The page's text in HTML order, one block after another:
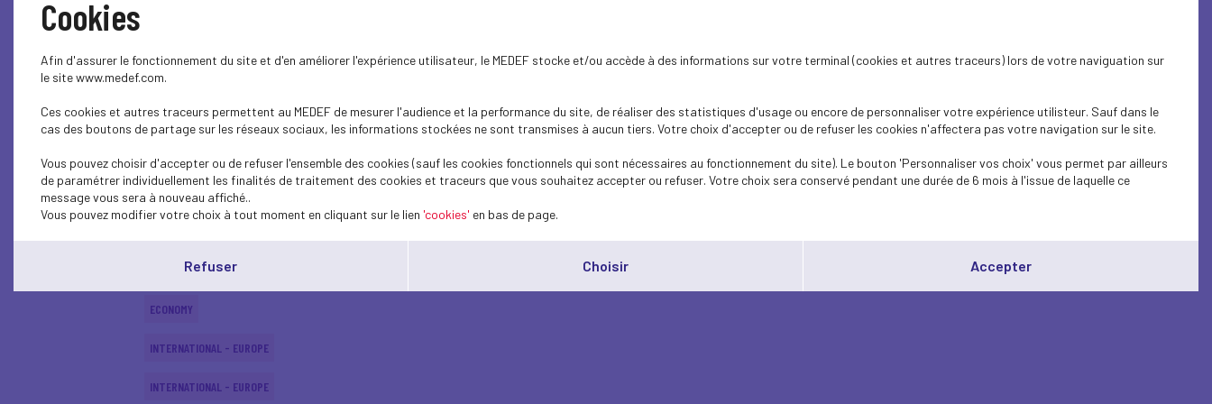
INTERNATIONAL - EUROPE
ECONOMY
INTERNATIONAL - EUROPE
ECONOMY
ECONOMY
INTERNATIONAL - EUROPE
INTERNATIONAL - EUROPE
Cookies
Afin d'assurer le fonctionnement du site et d'en améliorer l'expérience utilisateur, le MEDEF stocke et/ou accède à des informations sur votre terminal (cookies et autres traceurs) lors de votre naviguation sur
le site www.medef.com.
Ces cookies et autres traceurs permettent au MEDEF de mesurer l'audience et la performance du site, de réaliser des statistiques d'usage ou encore de personnaliser votre expérience utilisteur. Sauf dans le
cas des boutons de partage sur les réseaux sociaux, les informations stockées ne sont transmises à aucun tiers. Votre choix d'accepter ou de refuser les cookies n'affectera pas votre navigation sur le site.
Vous pouvez choisir d'accepter ou de refuser l'ensemble des cookies (sauf les cookies fonctionnels qui sont nécessaires au fonctionnement du site). Le bouton 'Personnaliser vos choix' vous permet par ailleurs
de paramétrer individuellement les finalités de traitement des cookies et traceurs que vous souhaitez accepter ou refuser. Votre choix sera conservé pendant une durée de 6 mois à l'issue de laquelle ce
message vous sera à nouveau affiché..
Vous pouvez modifier votre choix à tout moment en cliquant sur le lien 'cookies' en bas de page.
Refuser Choisir Accepter